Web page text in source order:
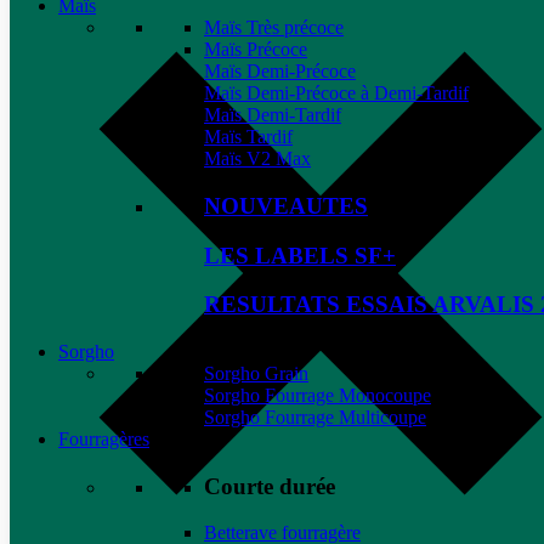
Maïs
Maïs Très précoce
Maïs Précoce
Maïs Demi-Précoce
Maïs Demi-Précoce à Demi-Tardif
Maïs Demi-Tardif
Maïs Tardif
Maïs V2 Max
NOUVEAUTES
LES LABELS SF+
RESULTATS ESSAIS ARVALIS
Sorgho
Sorgho Grain
Sorgho Fourrage Monocoupe
Sorgho Fourrage Multicoupe
Fourragères
Courte durée
Betterave fourragère